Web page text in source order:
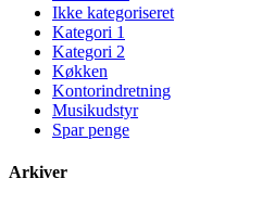
Ikke kategoriseret
Kategori 1
Kategori 2
Køkken
Kontorindretning
Musikudstyr
Spar penge
Arkiver